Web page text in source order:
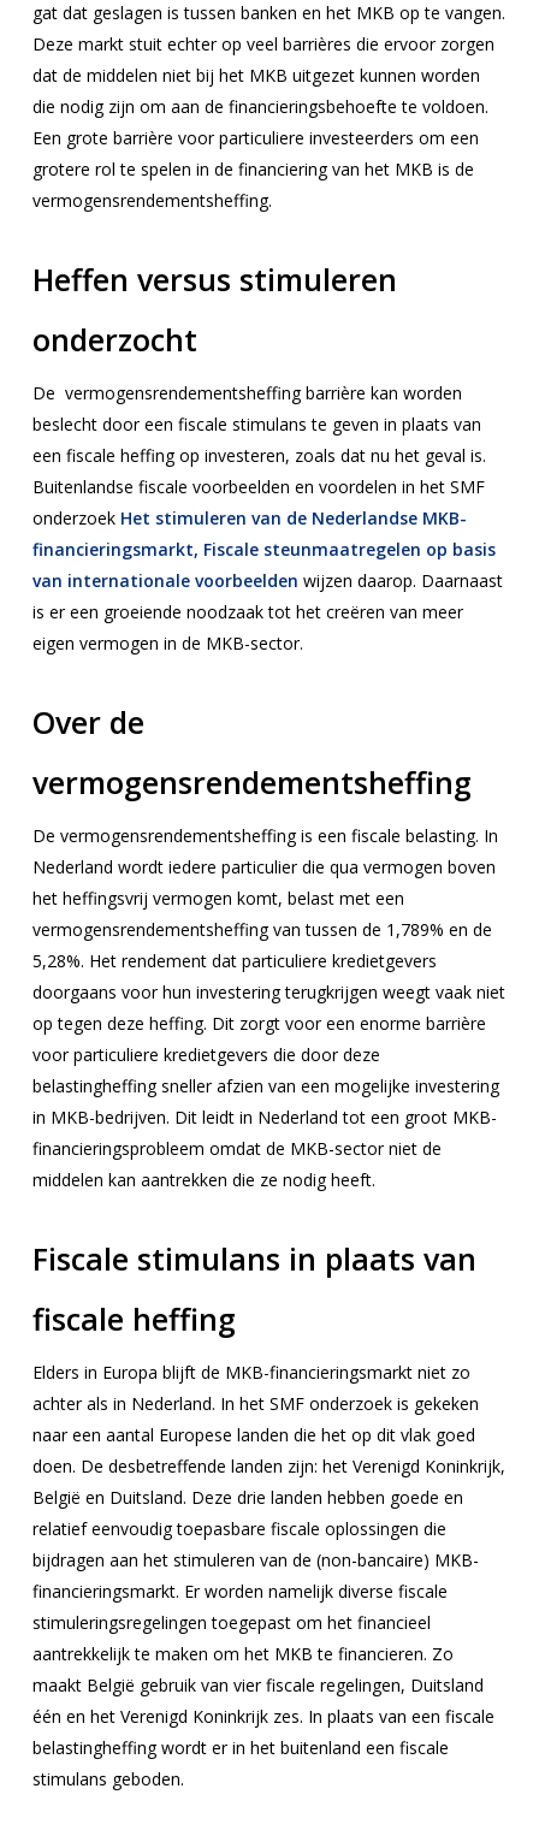
gat dat geslagen is tussen banken en het MKB op te vangen.
Deze markt stuit echter op veel barrières die ervoor zorgen
dat de middelen niet bij het MKB uitgezet kunnen worden
die nodig zijn om aan de financieringsbehoefte te voldoen.
Een grote barrière voor particuliere investeerders om een
grotere rol te spelen in de financiering van het MKB is de
vermogensrendementsheffing.
Heffen versus stimuleren
onderzocht
De vermogensrendementsheffing barrière kan worden
beslecht door een fiscale stimulans te geven in plaats van
een fiscale heffing op investeren, zoals dat nu het geval is.
Buitenlandse fiscale voorbeelden en voordelen in het SMF
onderzoek Het stimuleren van de Nederlandse MKB-
financieringsmarkt, Fiscale steunmaatregelen op basis
van internationale voorbeelden wijzen daarop. Daarnaast
is er een groeiende noodzaak tot het creëren van meer
eigen vermogen in de MKB-sector.
Over de
vermogensrendementsheffing
De vermogensrendementsheffing is een fiscale belasting. In
Nederland wordt iedere particulier die qua vermogen boven
het heffingsvrij vermogen komt, belast met een
vermogensrendementsheffing van tussen de 1,789% en de
5,28%. Het rendement dat particuliere kredietgevers
doorgaans voor hun investering terugkrijgen weegt vaak niet
op tegen deze heffing. Dit zorgt voor een enorme barrière
voor particuliere kredietgevers die door deze
belastingheffing sneller afzien van een mogelijke investering
in MKB-bedrijven. Dit leidt in Nederland tot een groot MKB-
financieringsprobleem omdat de MKB-sector niet de
middelen kan aantrekken die ze nodig heeft.
Fiscale stimulans in plaats van
fiscale heffing
Elders in Europa blijft de MKB-financieringsmarkt niet zo
achter als in Nederland. In het SMF onderzoek is gekeken
naar een aantal Europese landen die het op dit vlak goed
doen. De desbetreffende landen zijn: het Verenigd Koninkrijk,
België en Duitsland. Deze drie landen hebben goede en
relatief eenvoudig toepasbare fiscale oplossingen die
bijdragen aan het stimuleren van de (non-bancaire) MKB-
financieringsmarkt. Er worden namelijk diverse fiscale
stimuleringsregelingen toegepast om het financieel
aantrekkelijk te maken om het MKB te financieren. Zo
maakt België gebruik van vier fiscale regelingen, Duitsland
één en het Verenigd Koninkrijk zes. In plaats van een fiscale
belastingheffing wordt er in het buitenland een fiscale
stimulans geboden.